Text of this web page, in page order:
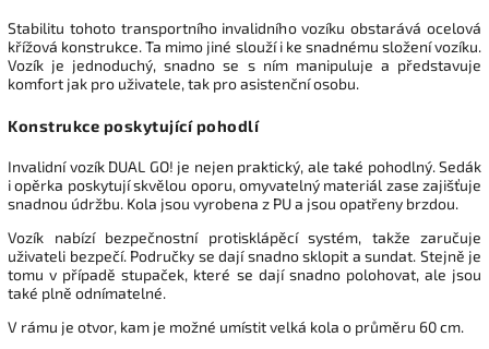
Stabilitu tohoto transportního invalidního vozíku obstarává ocelová
křížová konstrukce. Ta mimo jiné slouží i ke snadnému složení vozíku.
Vozík je jednoduchý, snadno se s ním manipuluje a představuje
komfort jak pro uživatele, tak pro asistenční osobu.
Konstrukce poskytující pohodlí
Invalidní vozík DUAL GO! je nejen praktický, ale také pohodlný. Sedák
i opěrka poskytují skvělou oporu, omyvatelný materiál zase zajišťuje
snadnou údržbu. Kola jsou vyrobena z PU a jsou opatřeny brzdou.
Vozík nabízí bezpečnostní protisklápěcí systém, takže zaručuje
uživateli bezpečí. Područky se dají snadno sklopit a sundat. Stejně je
tomu v případě stupaček, které se dají snadno polohovat, ale jsou
také plně odnímatelné.
V rámu je otvor, kam je možné umístit velká kola o průměru 60 cm.